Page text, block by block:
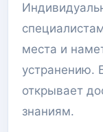
места и
устранению.
открывает
знаниям.